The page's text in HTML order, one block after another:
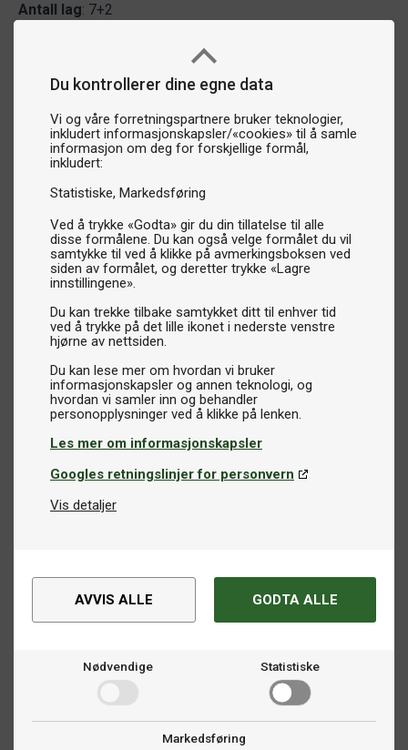
Du kontrollerer dine egne data
Vi og våre forretningspartnere bruker teknologier,
inkludert informasjonskapsler/«cookies» til å samle
informasjon om deg for forskjellige formål,
inkludert:
Statistiske Markedsføring
Ved å trykke «Godta» gir du din tillatelse til alle
disse formålene. Du kan også velge formålet du vil
samtykke til ved å klikke på avmerkingsboksen ved
siden av formålet, og deretter trykke «Lagre
innstillingene».
Du kan trekke tilbake samtykket ditt til enhver tid
ved å trykke på det lille ikonet i nederste venstre
hjørne av nettsiden.
Du kan lese mer om hvordan vi bruker
informasjonskapsler og annen teknologi, og
hvordan vi samler inn og behandler
Les mer om informasjonskapsler
Googles retningslinjer for personvern
Vis detaljer
AVVIS ALLE GODTA ALLE
Nødvendige Statistiske
Markedsføring
Antall lag: 7+2